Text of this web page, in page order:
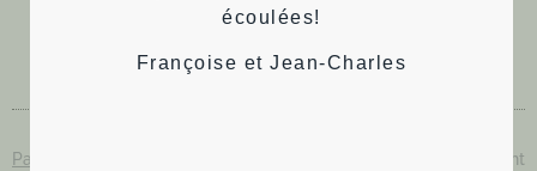
Participation aux frais
(Paf*) : Les activités d’INVIA sont
écoulées!
Françoise et Jean-Charles